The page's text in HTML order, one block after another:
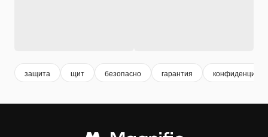
защита щит безопасно гарантия